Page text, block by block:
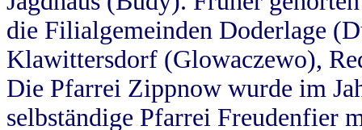
die Filialgemeinden Doderlage
Klawittersdorf (Glowaczewo),
Die Pfarrei Zippnow wurde im
selbständige Pfarrei Freudenfier